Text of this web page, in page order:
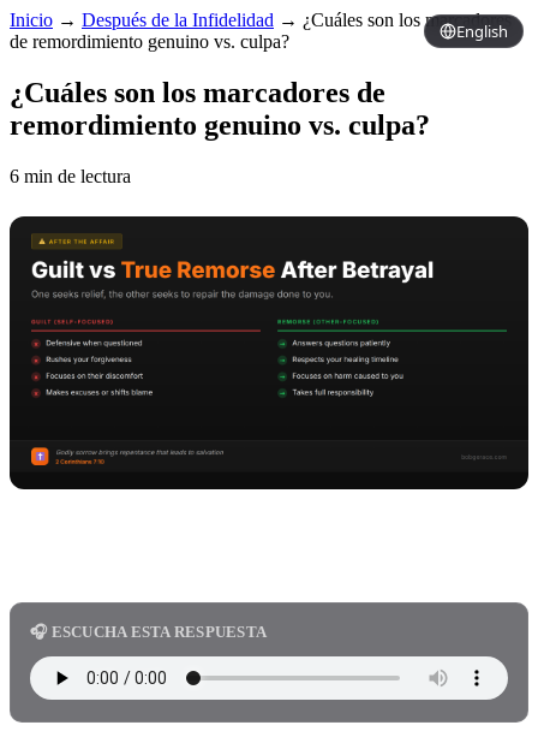
English
Inicio → Después de la Infidelidad → ¿Cuáles son los marcadores
de remordimiento genuino vs. culpa?
¿Cuáles son los marcadores de
remordimiento genuino vs. culpa?
6 min de lectura
🎧 ESCUCHA ESTA RESPUESTA